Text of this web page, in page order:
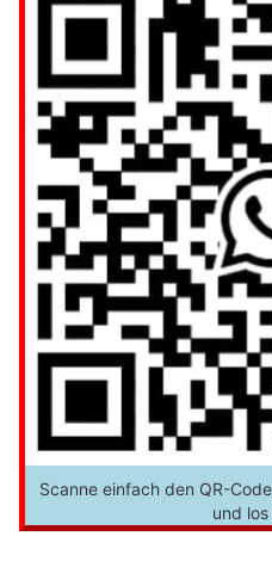
Scanne einfach den QR-
und